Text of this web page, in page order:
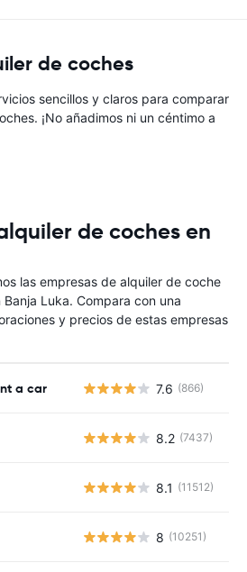
de coches
sencillos y claros para comparar
¡No añadimos ni un céntimo a
de coches en
las empresas de alquiler de coche
Luka. Compara con una
y precios de estas empresas
a car 7.6 (866)
8.2 (7437)
8.1 (11512)
8 (10251)